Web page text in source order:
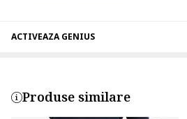
ACTIVEAZA GENIUS
Produse similare